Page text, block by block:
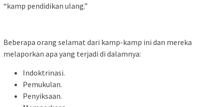
“kamp pendidikan ulang.”
Beberapa orang selamat dari kamp-kamp ini dan mereka
melaporkan apa yang terjadi di dalamnya:
Indoktrinasi.
Pemukulan.
Penyiksaan.